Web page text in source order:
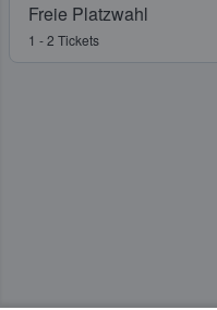
Freie Platzwahl
1 - 2 Tickets